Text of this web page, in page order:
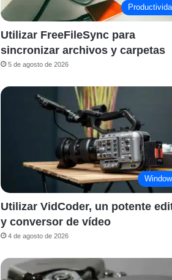
Utilizar FreeFileSync para
sincronizar archivos y carpetas
5 de agosto de 2026
Utilizar VidCoder, un potente
y conversor de vídeo
4 de agosto de 2026